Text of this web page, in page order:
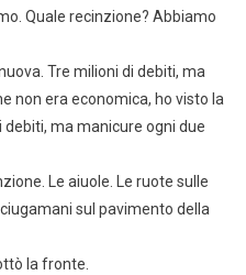
Quale recinzione? Abbiamo
Tre milioni di debiti, ma
non era economica, ho visto la
ma manicure ogni due
Le aiuole. Le ruote sulle
sul pavimento della
la fronte.